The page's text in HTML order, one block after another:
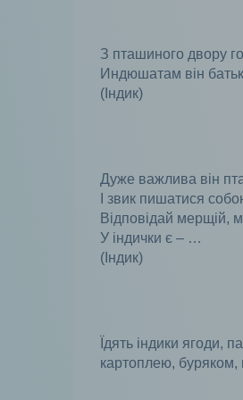
З пташиного двору
Индюшатам він
(Індик)
Дуже важлива він
І звик пишатися
Відповідай мерщій,
У індички є – …
(Індик)
Їдять індики ягоди,
картоплею, буряком,